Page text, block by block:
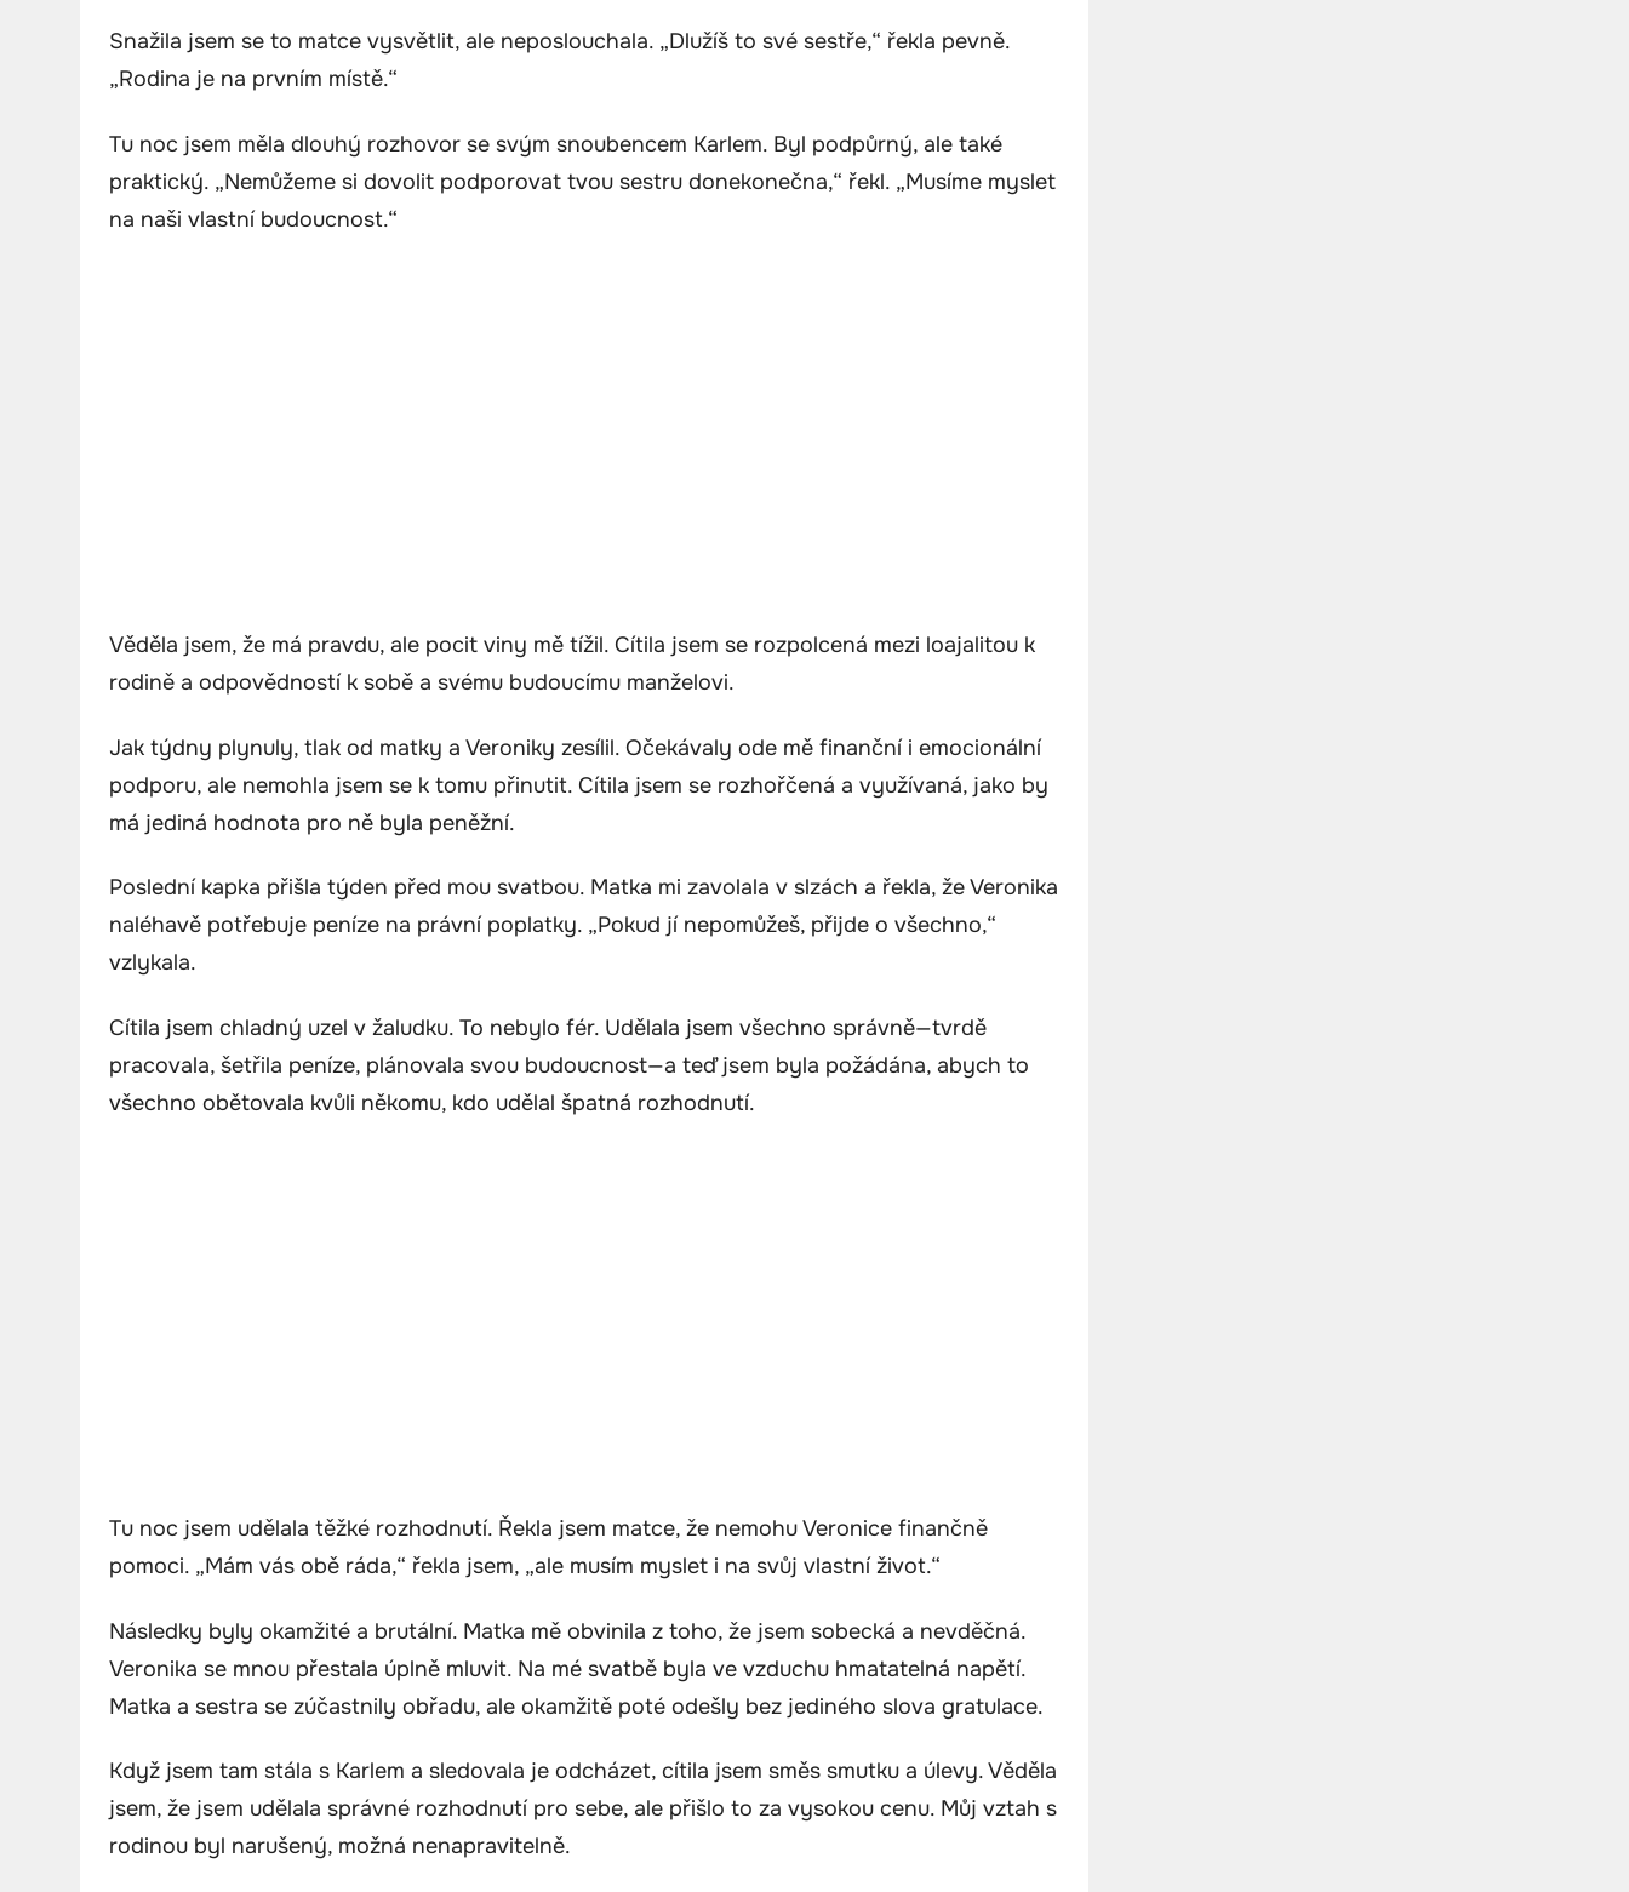
Snažila jsem se to matce vysvětlit, ale neposlouchala. „Dlužíš to své sestře,“ řekla pevně.
„Rodina je na prvním místě.“
Tu noc jsem měla dlouhý rozhovor se svým snoubencem Karlem. Byl podpůrný, ale také
praktický. „Nemůžeme si dovolit podporovat tvou sestru donekonečna,“ řekl. „Musíme myslet
na naši vlastní budoucnost.“
Věděla jsem, že má pravdu, ale pocit viny mě tížil. Cítila jsem se rozpolcená mezi loajalitou k
rodině a odpovědností k sobě a svému budoucímu manželovi.
Jak týdny plynuly, tlak od matky a Veroniky zesílil. Očekávaly ode mě finanční i emocionální
podporu, ale nemohla jsem se k tomu přinutit. Cítila jsem se rozhořčená a využívaná, jako by
má jediná hodnota pro ně byla peněžní.
Poslední kapka přišla týden před mou svatbou. Matka mi zavolala v slzách a řekla, že Veronika
naléhavě potřebuje peníze na právní poplatky. „Pokud jí nepomůžeš, přijde o všechno,“
vzlykala.
Cítila jsem chladný uzel v žaludku. To nebylo fér. Udělala jsem všechno správně—tvrdě
pracovala, šetřila peníze, plánovala svou budoucnost—a teď jsem byla požádána, abych to
všechno obětovala kvůli někomu, kdo udělal špatná rozhodnutí.
Tu noc jsem udělala těžké rozhodnutí. Řekla jsem matce, že nemohu Veronice finančně
pomoci. „Mám vás obě ráda,“ řekla jsem, „ale musím myslet i na svůj vlastní život.“
Následky byly okamžité a brutální. Matka mě obvinila z toho, že jsem sobecká a nevděčná.
Veronika se mnou přestala úplně mluvit. Na mé svatbě byla ve vzduchu hmatatelná napětí.
Matka a sestra se zúčastnily obřadu, ale okamžitě poté odešly bez jediného slova gratulace.
Když jsem tam stála s Karlem a sledovala je odcházet, cítila jsem směs smutku a úlevy. Věděla
jsem, že jsem udělala správné rozhodnutí pro sebe, ale přišlo to za vysokou cenu. Můj vztah s
rodinou byl narušený, možná nenapravitelně.